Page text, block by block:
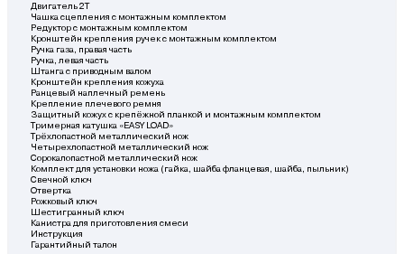
Двигатель 2Т
Чашка сцепления с монтажным комплектом
Редуктор с монтажным комплектом
Кронштейн крепления ручек с монтажным комплектом
Ручка газа, правая часть
Ручка, левая часть
Штанга с приводным валом
Кронштейн крепления кожуха
Ранцевый наплечный ремень
Крепление плечевого ремня
Защитный кожух с крепёжной планкой и монтажным комплектом
Тримерная катушка «EASY LOAD»
Трёхлопастной металлический нож
Четырехлопастной металлический нож
Сорокалопастной металлический нож
Комплект для установки ножа (гайка, шайба фланцевая, шайба, пыльник)
Свечной ключ
Отвертка
Рожковый ключ
Шестигранный ключ
Канистра для приготовления смеси
Инструкция
Гарантийный талон